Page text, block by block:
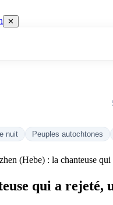
✕
nuit Peuples autochtones
(Hebe) : la chanteuse
qui a rejeté,